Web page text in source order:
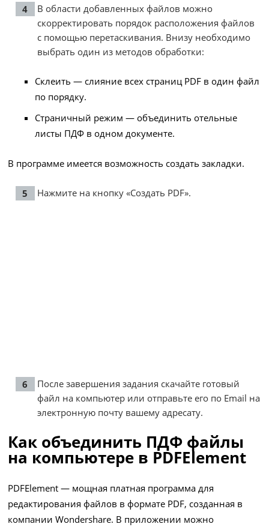
В области добавленных файлов можно
скорректировать порядок расположения файлов
с помощью перетаскивания. Внизу необходимо
выбрать один из методов обработки:
Склеить — слияние всех страниц PDF в один файл
по порядку.
Страничный режим — объединить отельные
листы ПДФ в одном документе.
В программе имеется возможность создать закладки.
Нажмите на кнопку «Создать PDF».
После завершения задания скачайте готовый
файл на компьютер или отправьте его по Email на
электронную почту вашему адресату.
Как объединить ПДФ файлы
на компьютере в PDFElement
PDFElement — мощная платная программа для
редактирования файлов в формате PDF, созданная в
компании Wondershare. В приложении можно